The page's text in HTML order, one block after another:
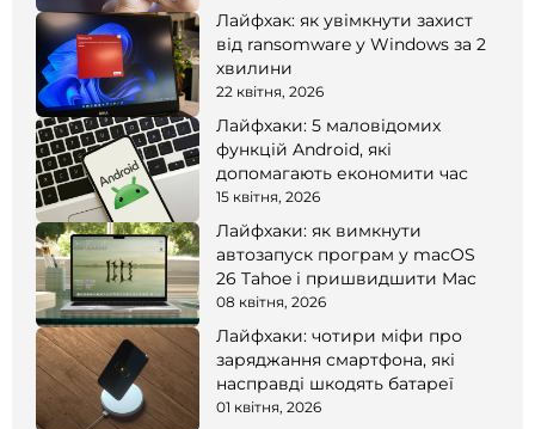
Лайфхак: як увімкнути захист
від ransomware у Windows за 2
хвилини
22 квітня, 2026
Лайфхаки: 5 маловідомих
функцій Android, які
допомагають економити час
15 квітня, 2026
Лайфхаки: як вимкнути
автозапуск програм у macOS
26 Tahoe і пришвидшити Mac
08 квітня, 2026
Лайфхаки: чотири міфи про
заряджання смартфона, які
насправді шкодять батареї
01 квітня, 2026